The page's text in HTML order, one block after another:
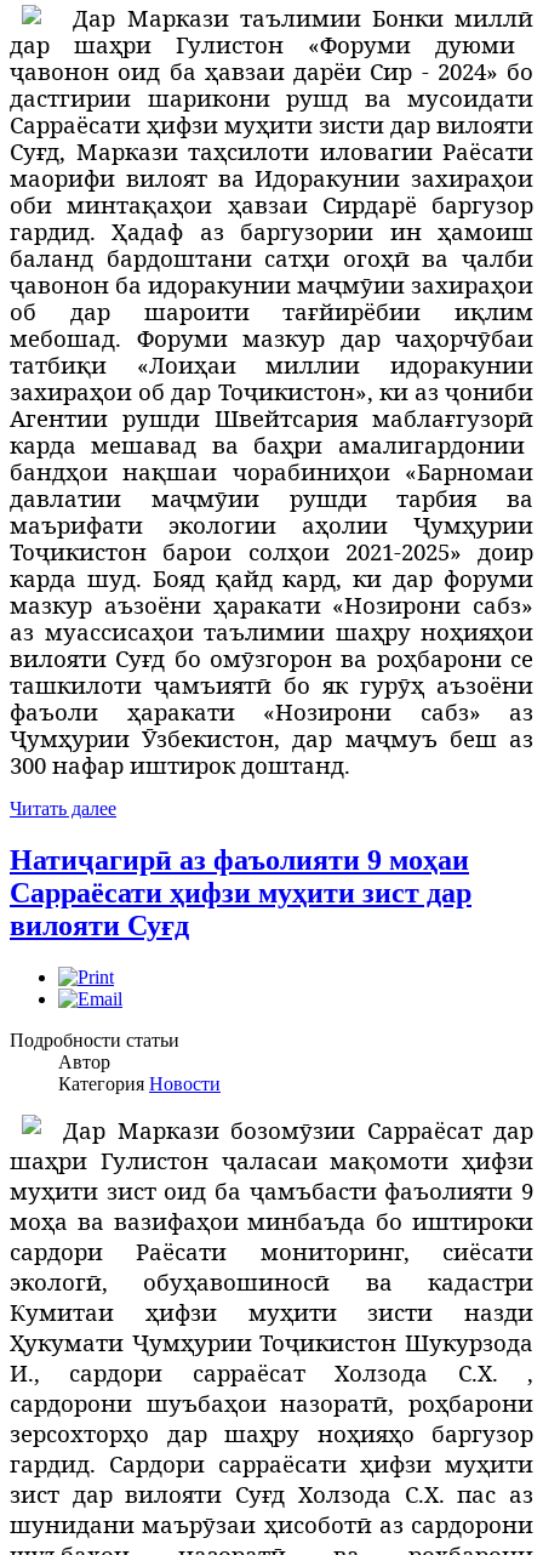
Дар Маркази таълимии Бонки миллӣ
дар шаҳри Гулистон «Форуми дуюми
ҷавонон оид ба ҳавзаи дарёи Сир - 2024» бо
дастгирии шарикони рушд ва мусоидати
Сарраёсати ҳифзи муҳити зисти дар вилояти
Суғд, Маркази таҳсилоти иловагии Раёсати
маорифи вилоят ва Идоракунии захираҳои
оби минтақаҳои ҳавзаи Сирдарё баргузор
гардид. Ҳадаф аз баргузории инҳамоиш
баланд бардоштани сатҳи огоҳӣваҷалби
ҷавонон ба идоракунии маҷмӯии захираҳои
об дар шароити тағйирёбии иқлим
мебошад. Форуми мазкур дар чаҳорчӯбаи
татбиқи «Лоиҳаи миллии идоракунии
захираҳои об дар Тоҷикистон», ки аз ҷониби
Агентии рушди Швейтсария маблағгузорӣ
карда мешавад ва баҳри амалигардонии
бандҳои нақшаи чорабиниҳои «Барномаи
давлатии маҷмӯии рушди тарбия ва
маърифати экологии аҳолии Ҷумҳурии
Тоҷикистон барои солҳои 2021-2025» доир
карда шуд. Бояд қайд кард, ки дар форуми
мазкур аъзоёни ҳаракати «Нозирони сабз»
аз муассисаҳои таълимии шаҳру ноҳияҳои
вилояти Суғд бо омӯзгорон ва роҳбарони се
ташкилоти ҷамъиятӣ бо як гурӯҳ аъзоёни
фаъоли ҳаракати «Нозирони сабз» аз
ҶумҳурииӮзбекистон, дар маҷмуъ беш аз
300 нафар иштирок доштанд.
Читать далее
Натиҷагирӣ аз фаъолияти 9 моҳаи
Сарраёсати ҳифзи муҳити зист дар
вилояти Суғд
Подробности статьи
Автор
Категория Новости
Дар Маркази бозомӯзии Сарраёсат дар
шаҳри Гулистон ҷаласаи мақомоти ҳифзи
муҳити зист оид ба ҷамъбасти фаъолияти 9
моҳа ва вазифаҳои минбаъда бо иштироки
сардори Раёсати мониторинг, сиёсати
экологӣ, обуҳавошиносӣ ва кадастри
Кумитаи ҳифзи муҳити зисти назди
Ҳукумати Ҷумҳурии Тоҷикистон Шукурзода
И., сардори сарраёсат Холзода С.Х. ,
сардорони шуъбаҳои назоратӣ, роҳбарони
зерсохторҳо дар шаҳру ноҳияҳо баргузор
гардид. Сардори сарраёсати ҳифзи муҳити
зист дар вилояти Суғд Холзода С.Х. пас аз
шунидани маърӯзаи ҳисоботӣ аз сардорони